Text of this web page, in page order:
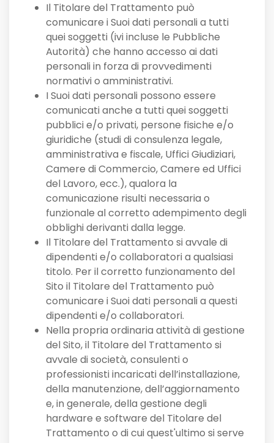
Il Titolare del Trattamento può
comunicare i Suoi dati personali a tutti
quei soggetti (ivi incluse le Pubbliche
Autorità) che hanno accesso ai dati
personali in forza di provvedimenti
normativi o amministrativi.
I Suoi dati personali possono essere
comunicati anche a tutti quei soggetti
pubblici e/o privati, persone fisiche e/o
giuridiche (studi di consulenza legale,
amministrativa e fiscale, Uffici Giudiziari,
Camere di Commercio, Camere ed Uffici
del Lavoro, ecc.), qualora la
comunicazione risulti necessaria o
funzionale al corretto adempimento degli
obblighi derivanti dalla legge.
Il Titolare del Trattamento si avvale di
dipendenti e/o collaboratori a qualsiasi
titolo. Per il corretto funzionamento del
Sito il Titolare del Trattamento può
comunicare i Suoi dati personali a questi
dipendenti e/o collaboratori.
Nella propria ordinaria attività di gestione
del Sito, il Titolare del Trattamento si
avvale di società, consulenti o
professionisti incaricati dell’installazione,
della manutenzione, dell’aggiornamento
e, in generale, della gestione degli
hardware e software del Titolare del
Trattamento o di cui quest'ultimo si serve